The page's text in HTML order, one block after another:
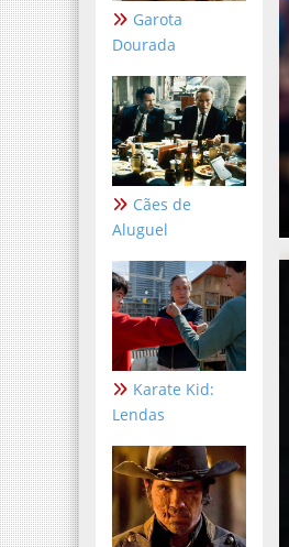
Garota
Dourada
Cães de
Aluguel
Karate Kid:
Lendas